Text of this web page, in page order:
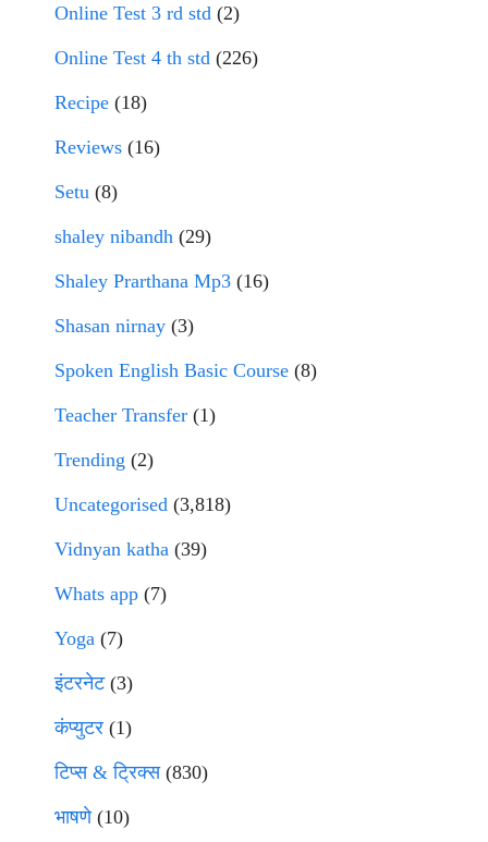
Online Test 3 rd std (2)
Online Test 4 th std (226)
Recipe (18)
Reviews (16)
Setu (8)
shaley nibandh (29)
Shaley Prarthana Mp3 (16)
Shasan nirnay (3)
Spoken English Basic Course (8)
Teacher Transfer (1)
Trending (2)
Uncategorised (3,818)
Vidnyan katha (39)
Whats app (7)
Yoga (7)
इंटरनेट(3)
कंप्युटर (1)
टिप्स & ट्रिक्स(830)
भाषणे(10)